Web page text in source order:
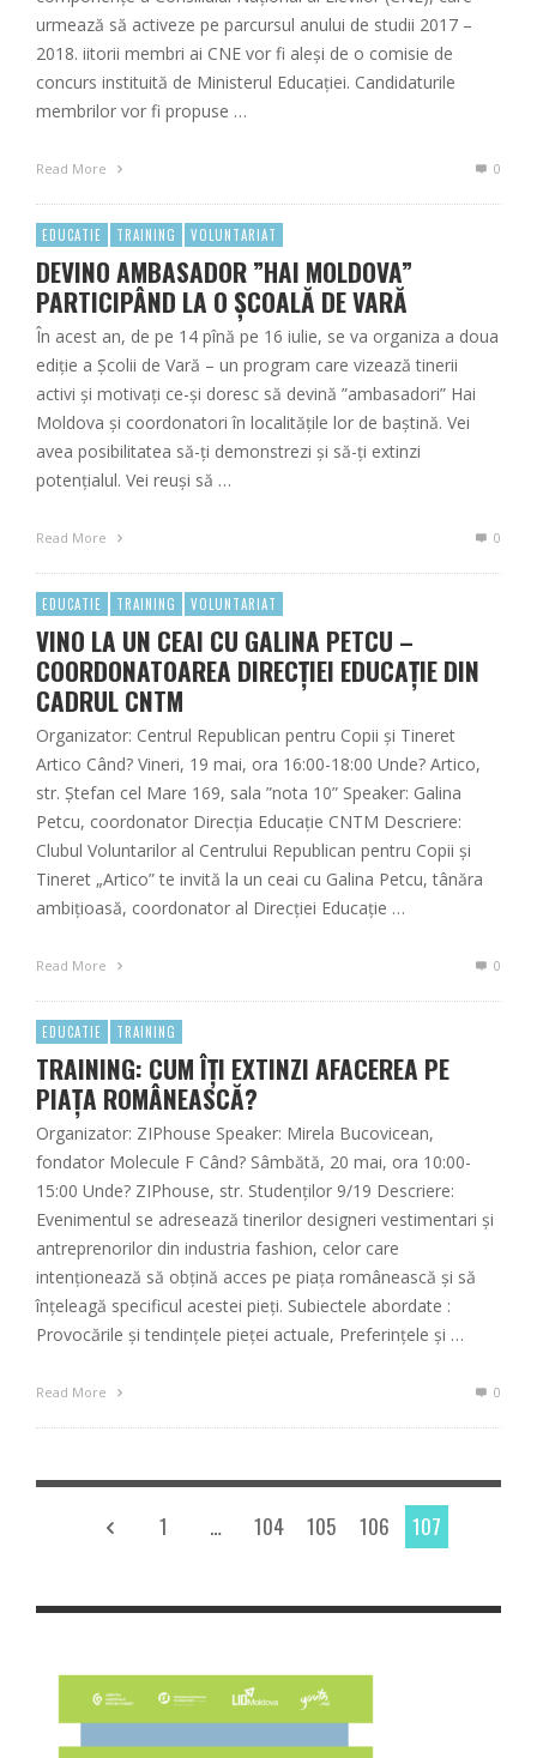
urmează să activeze pe parcursul anului de studii 2017 –
2018. iitorii membri ai CNE vor fi aleşi de o comisie de
concurs instituită de Ministerul Educației. Candidaturile
membrilor vor fi propuse …
Read More 0
EDUCATIE TRAINING VOLUNTARIAT
DEVINO AMBASADOR ”HAI MOLDOVA”
PARTICIPÂND LA O ȘCOALĂ DE VARĂ
În acest an, de pe 14 pînă pe 16 iulie, se va organiza a doua
ediție a Școlii de Vară – un program care vizează tinerii
activi și motivați ce-și doresc să devină ”ambasadori” Hai
Moldova și coordonatori în localitățile lor de baștină. Vei
avea posibilitatea să-ți demonstrezi și să-ți extinzi
potențialul. Vei reuși să …
Read More 0
EDUCATIE TRAINING VOLUNTARIAT
VINO LA UN CEAI CU GALINA PETCU –
COORDONATOAREA DIRECȚIEI EDUCAȚIE DIN
CADRUL CNTM
Organizator: Centrul Republican pentru Copii și Tineret
Artico Când? Vineri, 19 mai, ora 16:00-18:00 Unde? Artico,
str. Ștefan cel Mare 169, sala ”nota 10” Speaker: Galina
Petcu, coordonator Direcția Educație CNTM Descriere:
Clubul Voluntarilor al Centrului Republican pentru Copii și
Tineret „Artico” te invită la un ceai cu Galina Petcu, tânăra
ambițioasă, coordonator al Direcției Educație …
Read More 0
EDUCATIE TRAINING
TRAINING: CUM ÎȚI EXTINZI AFACEREA PE
PIAȚA ROMÂNEASCĂ?
Organizator: ZIPhouse Speaker: Mirela Bucovicean,
fondator Molecule F Când? Sâmbătă, 20 mai, ora 10:00-
15:00 Unde? ZIPhouse, str. Studenților 9/19 Descriere:
Evenimentul se adresează tinerilor designeri vestimentari şi
antreprenorilor din industria fashion, celor care
intenţionează să obţină acces pe piaţa românească şi să
înţeleagă specificul acestei pieţi. Subiectele abordate :
Provocările și tendințele pieței actuale, Preferințele și …
Read More 0
1 … 104 105 106 107